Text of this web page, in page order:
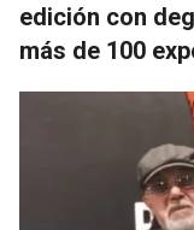
edición con
más de 100